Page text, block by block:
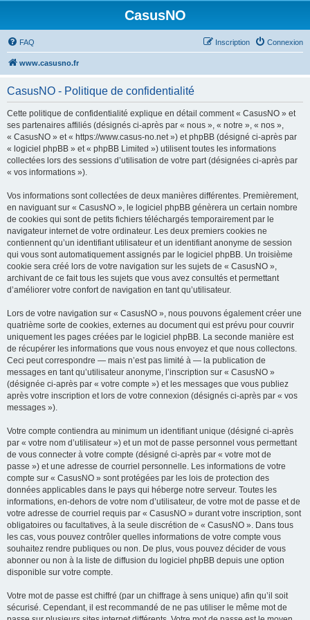
CasusNO
FAQ Connexion
Inscription
www.casusno.fr
CasusNO - Politique de confidentialité
Cette politique de confidentialité explique en détail comment « CasusNO » et
ses partenaires affiliés (désignés ci-après par « nous », « notre », « nos »,
« CasusNO » et « https://www.casus-no.net ») et phpBB (désigné ci-après par
« logiciel phpBB » et « phpBB Limited ») utilisent toutes les informations
collectées lors des sessions d’utilisation de votre part (désignées ci-après par
« vos informations »).
Vos informations sont collectées de deux manières différentes. Premièrement,
en naviguant sur « CasusNO », le logiciel phpBB génèrera un certain nombre
de cookies qui sont de petits fichiers téléchargés temporairement par le
navigateur internet de votre ordinateur. Les deux premiers cookies ne
contiennent qu’un identifiant utilisateur et un identifiant anonyme de session
qui vous sont automatiquement assignés par le logiciel phpBB. Un troisième
cookie sera créé lors de votre navigation sur les sujets de « CasusNO »,
archivant de ce fait tous les sujets que vous avez consultés et permettant
d’améliorer votre confort de navigation en tant qu’utilisateur.
Lors de votre navigation sur « CasusNO », nous pouvons également créer une
quatrième sorte de cookies, externes au document qui est prévu pour couvrir
uniquement les pages créées par le logiciel phpBB. La seconde manière est
de récupérer les informations que vous nous envoyez et que nous collectons.
Ceci peut correspondre — mais n’est pas limité à — la publication de
messages en tant qu’utilisateur anonyme, l’inscription sur « CasusNO »
(désignée ci-après par « votre compte ») et les messages que vous publiez
après votre inscription et lors de votre connexion (désignés ci-après par « vos
messages »).
Votre compte contiendra au minimum un identifiant unique (désigné ci-après
par « votre nom d’utilisateur ») et un mot de passe personnel vous permettant
de vous connecter à votre compte (désigné ci-après par « votre mot de
passe ») et une adresse de courriel personnelle. Les informations de votre
compte sur « CasusNO » sont protégées par les lois de protection des
données applicables dans le pays qui héberge notre serveur. Toutes les
informations, en-dehors de votre nom d’utilisateur, de votre mot de passe et de
votre adresse de courriel requis par « CasusNO » durant votre inscription, sont
obligatoires ou facultatives, à la seule discrétion de « CasusNO ». Dans tous
les cas, vous pouvez contrôler quelles informations de votre compte vous
souhaitez rendre publiques ou non. De plus, vous pouvez décider de vous
abonner ou non à la liste de diffusion du logiciel phpBB depuis une option
disponible sur votre compte.
Votre mot de passe est chiffré (par un chiffrage à sens unique) afin qu’il soit
sécurisé. Cependant, il est recommandé de ne pas utiliser le même mot de